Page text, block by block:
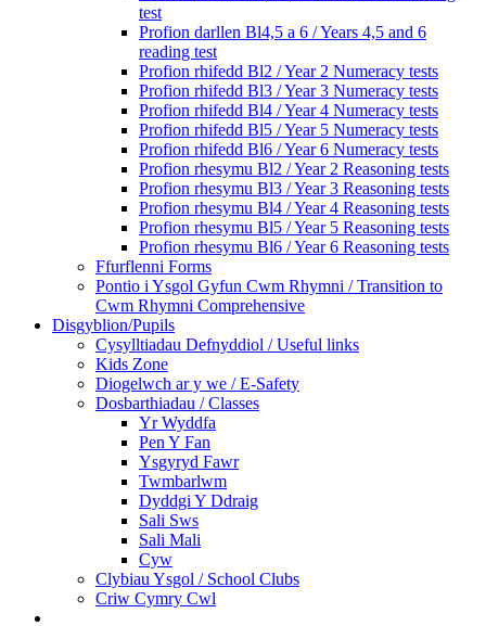
test
Profion darllen Bl4,5 a 6 / Years 4,5 and 6
reading test
Profion rhifedd Bl2 / Year 2 Numeracy tests
Profion rhifedd Bl3 / Year 3 Numeracy tests
Profion rhifedd Bl4 / Year 4 Numeracy tests
Profion rhifedd Bl5 / Year 5 Numeracy tests
Profion rhifedd Bl6 / Year 6 Numeracy tests
Profion rhesymu Bl2 / Year 2 Reasoning tests
Profion rhesymu Bl3 / Year 3 Reasoning tests
Profion rhesymu Bl4 / Year 4 Reasoning tests
Profion rhesymu Bl5 / Year 5 Reasoning tests
Profion rhesymu Bl6 / Year 6 Reasoning tests
Ffurflenni Forms
Pontio i Ysgol Gyfun Cwm Rhymni / Transition to
Cwm Rhymni Comprehensive
Disgyblion/Pupils
Cysylltiadau Defnyddiol / Useful links
Kids Zone
Diogelwch ar y we / E-Safety
Dosbarthiadau / Classes
Yr Wyddfa
Pen Y Fan
Ysgyryd Fawr
Twmbarlwm
Dyddgi Y Ddraig
Sali Sws
Sali Mali
Cyw
Clybiau Ysgol / School Clubs
Criw Cymry Cwl